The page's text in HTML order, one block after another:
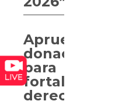
Aprueban
donaciones
para
fortalecer
derechos,